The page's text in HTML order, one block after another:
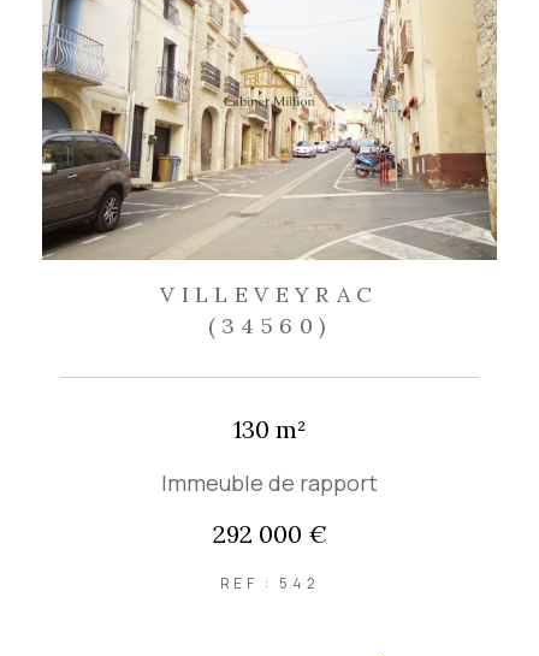
VILLEVEYRAC
(34560)
130 m²
Immeuble de rapport
292 000 €
REF : 542